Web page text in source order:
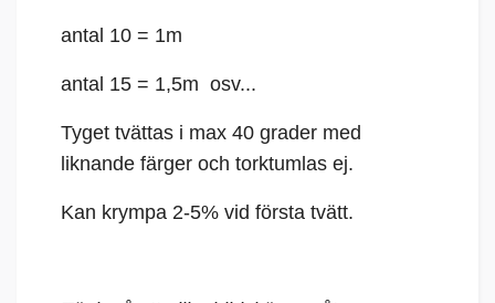
antal 10 = 1m
antal 15 = 1,5m osv...
Tyget tvättas i max 40 grader med
liknande färger och torktumlas ej.
Kan krympa 2-5% vid första tvätt.